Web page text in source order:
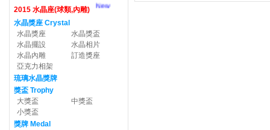
2015 水晶座(球類,內雕)
New
水晶獎座 Crystal
水晶獎座
水晶獎盃
水晶擺設
水晶相片
水晶內雕
訂造獎座
亞克力相架
琉璃水晶獎牌
獎盃 Trophy
大獎盃
中獎盃
小獎盃
獎牌 Medal